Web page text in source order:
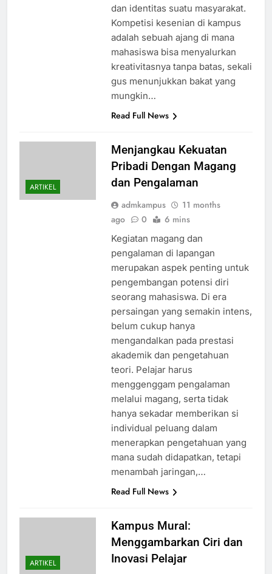
dan identitas suatu masyarakat.
Kompetisi kesenian di kampus
adalah sebuah ajang di mana
mahasiswa bisa menyalurkan
kreativitasnya tanpa batas, sekali
gus menunjukkan bakat yang
mungkin…
Read Full News
ARTIKEL
Menjangkau Kekuatan
Pribadi Dengan Magang
dan Pengalaman
admkampus
11 months
ago
0 6 mins
Kegiatan magang dan
pengalaman di lapangan
merupakan aspek penting untuk
pengembangan potensi diri
seorang mahasiswa. Di era
persaingan yang semakin intens,
belum cukup hanya
mengandalkan pada prestasi
akademik dan pengetahuan
teori. Pelajar harus
menggenggam pengalaman
melalui magang, serta tidak
hanya sekadar memberikan si
individual peluang dalam
menerapkan pengetahuan yang
mana sudah didapatkan, tetapi
menambah jaringan,…
Read Full News
ARTIKEL
Kampus Mural:
Menggambarkan Ciri dan
Inovasi Pelajar